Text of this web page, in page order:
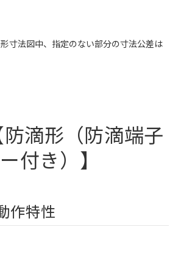
寸法図中、指定のない部分の寸法公差は
滴形（防滴端子
付き）】
作特性